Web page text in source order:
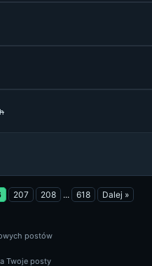
207 208 ... 618 Dalej »
postów
Twoje posty